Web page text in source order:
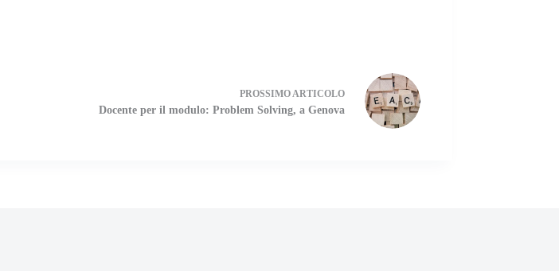
PROSSIMO ARTICOLO
Docente per il modulo: Problem Solving, a Genova